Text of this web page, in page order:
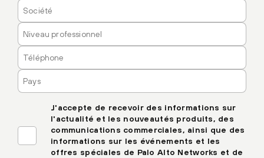
J'accepte de recevoir des informations sur
l'actualité et les nouveautés produits, des
communications commerciales, ainsi que des
informations sur les événements et les
offres spéciales de Palo Alto Networks et de